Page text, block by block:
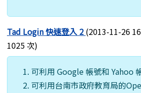
Tad Login 快速登入 2 (2013-11-26
1025 次)
可利用 Google 帳號和 Yahoo
可利用台南市政府教育局的